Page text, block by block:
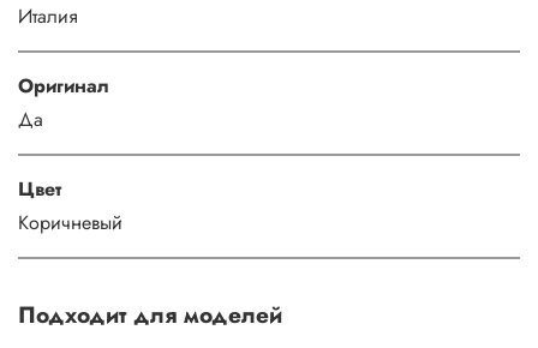
Италия
Оригинал
Да
Цвет
Коричневый
Подходит для моделей